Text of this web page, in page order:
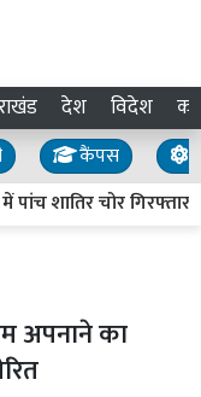
देश विदेश
कैंपस
शातिर चोर गिरफ्तार,
अपनाने का